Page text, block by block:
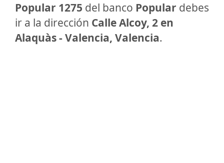
Popular 1275 del banco Popular debes
ir a la dirección Calle Alcoy, 2 en
Alaquàs - Valencia, Valencia.